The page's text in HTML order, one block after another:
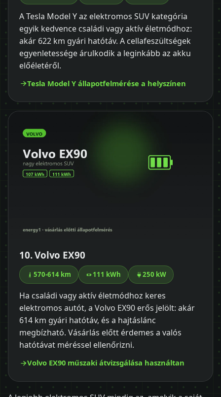
A Tesla Model Y az elektromos SUV kategória
egyik kedvence családi vagy aktív életmódhoz:
akár 622 km gyári hatótáv. A cellafeszültségek
egyenletessége árulkodik a leginkább az akku
előéletéről.
Tesla Model Y állapotfelmérése a helyszínen
10. Volvo EX90
570-614 km 111 kWh 250 kW
Ha családi vagy aktív életmódhoz keres
elektromos autót, a Volvo EX90 erős jelölt: akár
614 km gyári hatótáv, és a hajtáslánc
megbízható. Vásárlás előtt érdemes a valós
hatótávat méréssel ellenőrizni.
Volvo EX90 műszaki átvizsgálása használtan